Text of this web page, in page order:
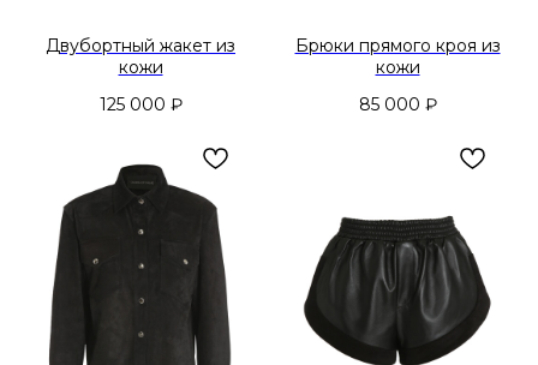
Двубортный жакет из
кожи
125 000 ₽
Брюки прямого кроя из
кожи
85 000 ₽